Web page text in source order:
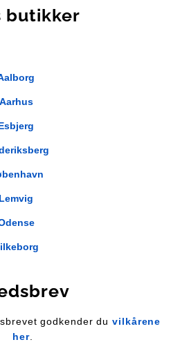
butikker
Aarhus
Lemvig
godkender duvilkårene
her.